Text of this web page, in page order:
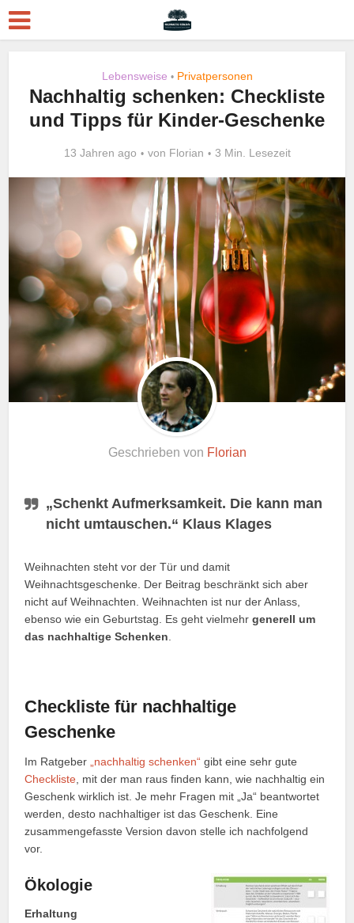
Lebensweise • Privatpersonen
Nachhaltig schenken: Checkliste
und Tipps für Kinder-Geschenke
13 Jahren ago von Florian 3 Min. Lesezeit
Geschrieben von Florian
„Schenkt Aufmerksamkeit. Die kann man
nicht umtauschen.“ Klaus Klages
Weihnachten steht vor der Tür und damit
Weihnachtsgeschenke. Der Beitrag beschränkt sich aber
nicht auf Weihnachten. Weihnachten ist nur der Anlass,
ebenso wie ein Geburtstag. Es geht vielmehrgenerell um
das nachhaltige Schenken
Checkliste für nachhaltige
Geschenke
Im Ratgeber „nachhaltig schenken“ gibt eine sehr gute
Checkliste , mit der man raus finden kann, wie nachhaltig ein
Geschenk wirklich ist. Je mehr Fragen mit „Ja“ beantwortet
werden, desto nachhaltiger ist das Geschenk. Eine
zusammengefasste Version davon stelle ich nachfolgend
vor.
Ökologie
Erhaltung